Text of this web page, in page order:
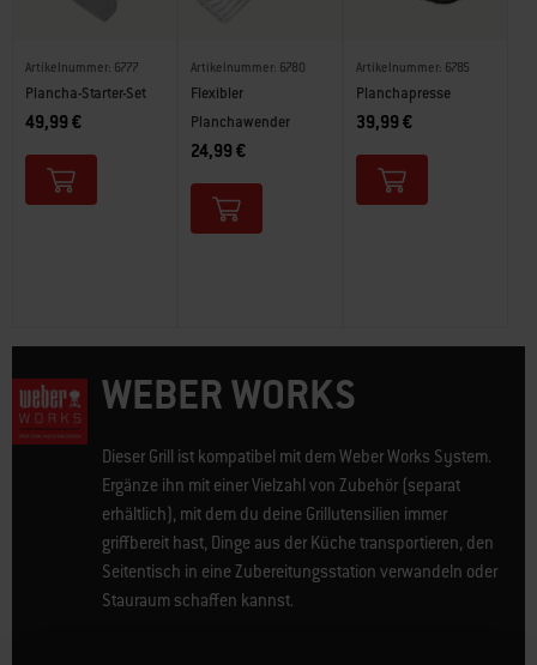
Artikelnummer: 6777
Plancha-Starter-Set
49,99 €
Artikelnummer: 6780
Flexibler
Planchawender
24,99 €
Artikelnummer: 6785
Planchapresse
39,99 €
WEBER WORKS
Dieser Grill ist kompatibel mit dem Weber Works System.
Ergänze ihn mit einer Vielzahl von Zubehör (separat
erhältlich), mit dem du deine Grillutensilien immer
griffbereit hast, Dinge aus der Küche transportieren, den
Seitentisch in eine Zubereitungsstation verwandeln oder
Stauraum schaffen kannst.